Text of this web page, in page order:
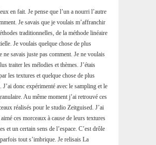
en fait. Je pense que l’un a nourri l’autre
Je savais que je voulais m’affranchir
traditionnelles, de la méthode linéaire
Je voulais quelque chose de plus
ne savais juste pas comment. Je ne voulais
traiter les mélodies et thèmes. J’étais
les textures et quelque chose de plus
J’ai donc expérimenté avec le sampling et le
Au même moment j’ai retrouvé ces
réalisés pour le studio Zeitguised. J’ai
ces morceaux à cause de leurs textures
et un certain sens de l’espace. C’est drôle
tout s’imbrique. Je relisais La